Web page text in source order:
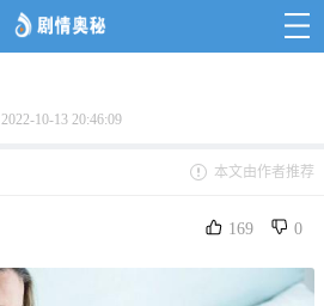
2022-10-13 20:46:09
本文由作者推荐
169 0